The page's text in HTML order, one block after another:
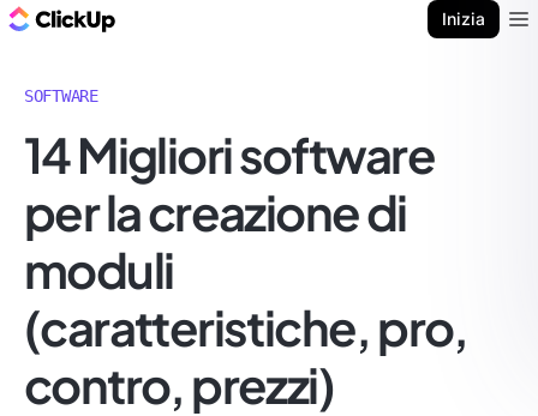
Inizia
SOFTWARE
14 Migliori software
per la creazione di
moduli
(caratteristiche, pro,
contro, prezzi)